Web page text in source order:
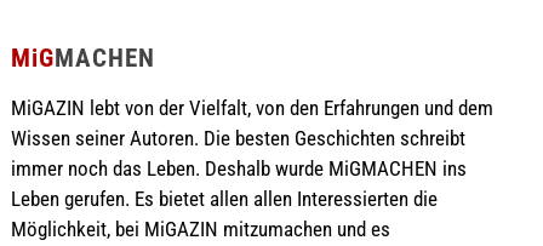
MiGMACHEN
MiGAZIN lebt von der Vielfalt, von den Erfahrungen und dem
Wissen seiner Autoren. Die besten Geschichten schreibt
immer noch das Leben. Deshalb wurde MiGMACHEN ins
Leben gerufen. Es bietet allen allen Interessierten die
Möglichkeit, bei MiGAZIN mitzumachen und es